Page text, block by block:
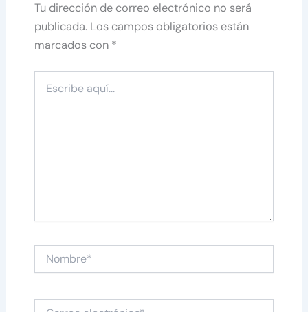
Tu dirección de correo electrónico no será
publicada. Los campos obligatorios están
marcados con *
aquí...